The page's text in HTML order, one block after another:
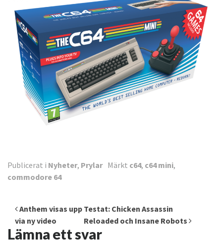
Publicerat i Nyheter, Prylar Märkt c64, c64 mini,
commodore 64
Inläggsnavigering
Anthem visas upp
via ny video
Testat: Chicken Assassin
Reloaded och Insane Robots
Lämna ett svar